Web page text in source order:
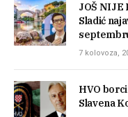
JOŠ NIJE
Sladić
7 kolovoza,
HVO
Slavena